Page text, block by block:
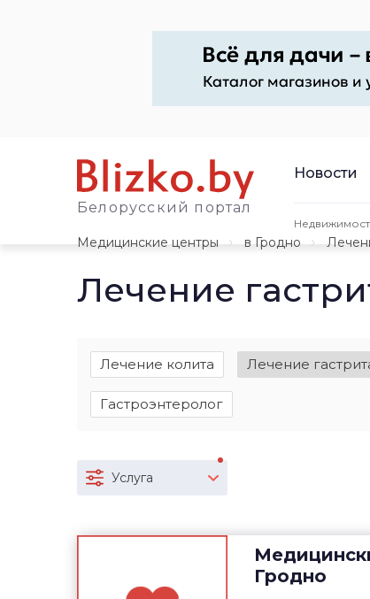
Белорусский портал
Новости
Медицинские центры
в Гродно
Лечение
Лечение колита Лечение
Гастроэнтеролог
Услуга
Гродно